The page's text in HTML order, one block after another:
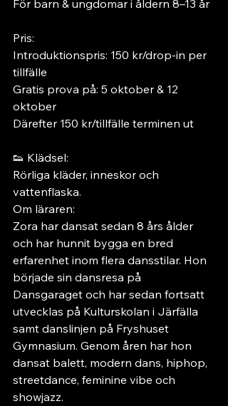
För barn & ungdomar i åldern 8–13 år
Pris:
Introduktionspris: 150 kr/drop-in per
tillfälle
Gratis prova på: 5 oktober & 12
oktober
Därefter 150 kr/tillfälle terminen ut
👟 Klädsel:
Rörliga kläder, inneskor och
vattenflaska.
Om läraren:
Zora har dansat sedan 8 års ålder
och har hunnit bygga en bred
erfarenhet inom flera dansstilar. Hon
började sin dansresa på
Dansgaraget och har sedan fortsatt
utvecklas på Kulturskolan i Järfälla
samt danslinjen på Fryshuset
Gymnasium. Genom åren har hon
dansat balett, modern dans, hiphop,
streetdance, feminine vibe och
showjazz.